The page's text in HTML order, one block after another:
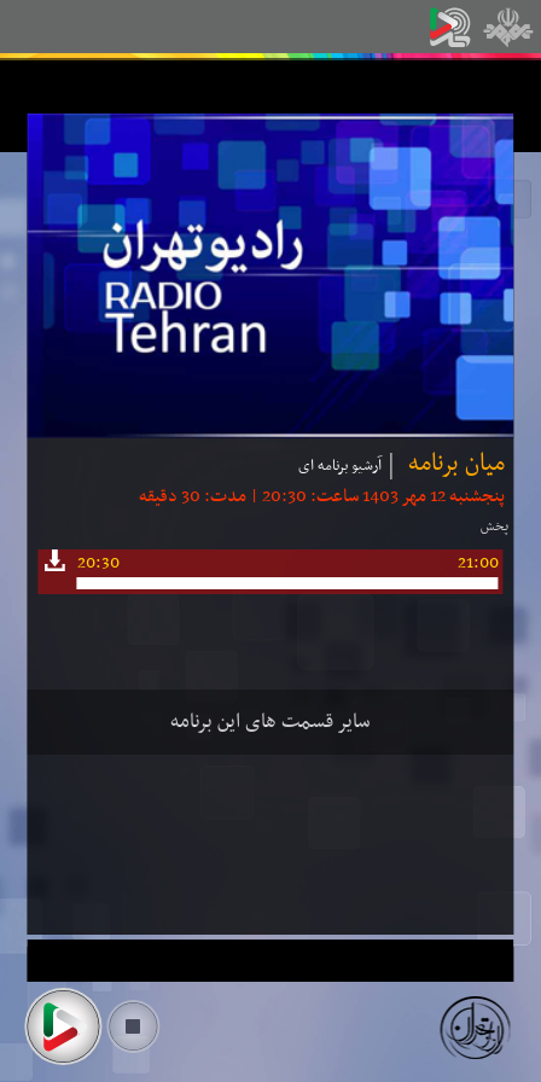
میان برنامه آرشیو برنامه ای
پنجشنبه 12 مهر 1403 ساعت: 20:30 | مدت: 30 دقیقه
پخش
20:30 21:00
سایر قسمت های این برنامه